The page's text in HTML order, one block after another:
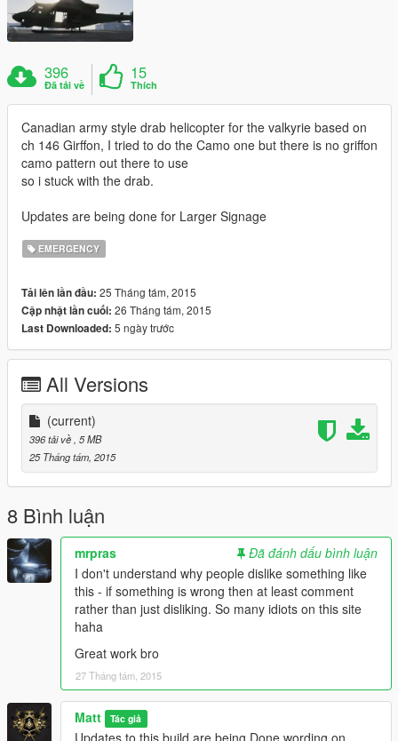
396
Đã tải về
15
Thích
Canadian army style drab helicopter for the valkyrie based on
ch 146 Girffon, I tried to do the Camo one but there is no griffon
camo pattern out there to use
so i stuck with the drab.
Updates are being done for Larger Signage
EMERGENCY
Tải lên lần đầu: 25 Tháng tám, 2015
Cập nhật lần cuối: 26 Tháng tám, 2015
Last Downloaded: 5 ngày trước
All Versions
(current)
396 tải về , 5 MB
25 Tháng tám, 2015
8 Bình luận
mrpras
Đã đánh dấu bình luận
I don't understand why people dislike something like
this - if something is wrong then at least comment
rather than just disliking. So many idiots on this site
haha
Great work bro
27 Tháng tám, 2015
Matt Tác giả
Updates to this build are being Done wording on